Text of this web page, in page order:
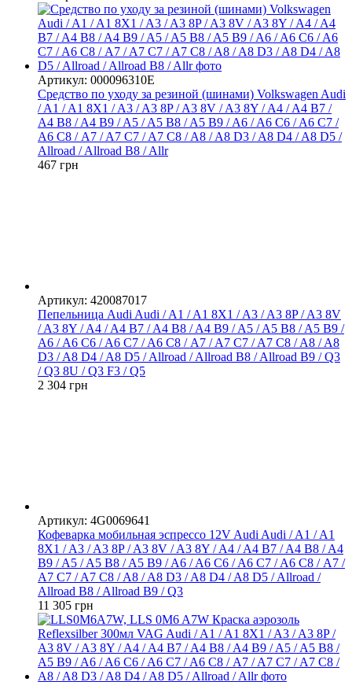
Артикул: 000096310E
Средство по уходу за резиной (шинами) Volkswagen Audi
/ A1 / A1 8X1 / A3 / A3 8P / A3 8V / A3 8Y / A4 / A4 B7 /
A4 B8 / A4 B9 / A5 / A5 B8 / A5 B9 / A6 / A6 C6 / A6 C7 /
A6 С8 / A7 / A7 C7 / A7 C8 / A8 / A8 D3 / A8 D4 / A8 D5 /
Allroad / Allroad B8 / Allr
467 грн
Артикул: 420087017
Пепельница Audi Audi / A1 / A1 8X1 / A3 / A3 8P / A3 8V
/ A3 8Y / A4 / A4 B7 / A4 B8 / A4 B9 / A5 / A5 B8 / A5 B9 /
A6 / A6 C6 / A6 C7 / A6 С8 / A7 / A7 C7 / A7 C8 / A8 / A8
D3 / A8 D4 / A8 D5 / Allroad / Allroad B8 / Allroad B9 / Q3
/ Q3 8U / Q3 F3 / Q5
2 304 грн
Артикул: 4G0069641
Кофеварка мобильная эспрессо 12V Audi Audi / A1 / A1
8X1 / A3 / A3 8P / A3 8V / A3 8Y / A4 / A4 B7 / A4 B8 / A4
B9 / A5 / A5 B8 / A5 B9 / A6 / A6 C6 / A6 C7 / A6 С8 / A7 /
A7 C7 / A7 C8 / A8 / A8 D3 / A8 D4 / A8 D5 / Allroad /
Allroad B8 / Allroad B9 / Q3
11 305 грн